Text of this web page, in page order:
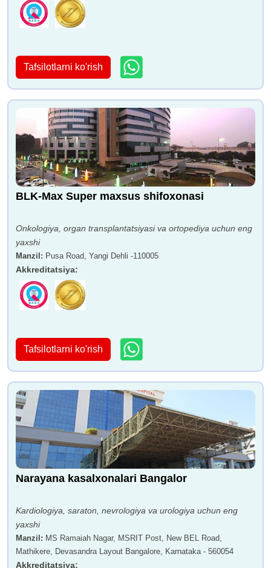
Tafsilotlarni ko'rish
BLK-Max Super maxsus shifoxonasi
Onkologiya, organ transplantatsiyasi va ortopediya uchun eng
yaxshi
Manzil : Pusa Road, Yangi Dehli -110005
Akkreditatsiya:
Tafsilotlarni ko'rish
Narayana kasalxonalari Bangalor
Kardiologiya, saraton, nevrologiya va urologiya uchun eng
yaxshi
Manzil : MS Ramaiah Nagar, MSRIT Post, New BEL Road,
Mathikere, Devasandra Layout Bangalore, Karnataka - 560054
Akkreditatsiya: